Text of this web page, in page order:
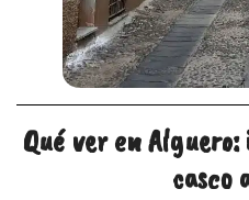
Qué ver en
casco